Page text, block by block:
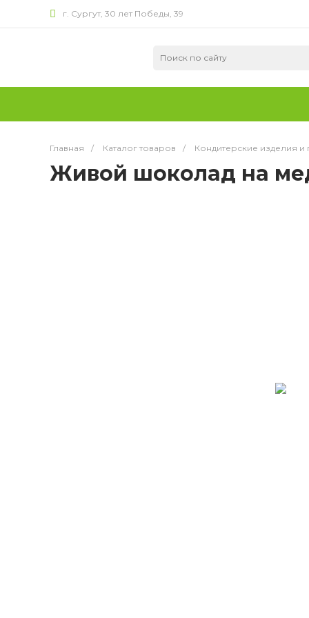
г. Сургут, 30 лет Победы, 39
Главная / Каталог товаров / Кондитерские изделия и
Живой шоколад на